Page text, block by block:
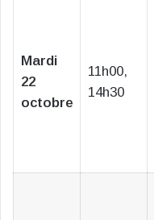
Mardi
22
octobre
11h00,
14h30